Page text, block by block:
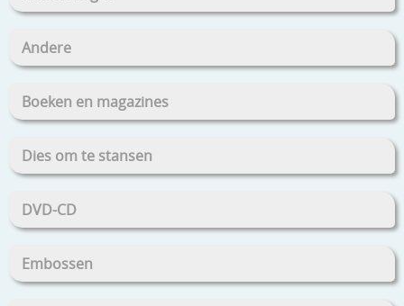
Andere
Boeken en magazines
Dies om te stansen
DVD-CD
Embossen